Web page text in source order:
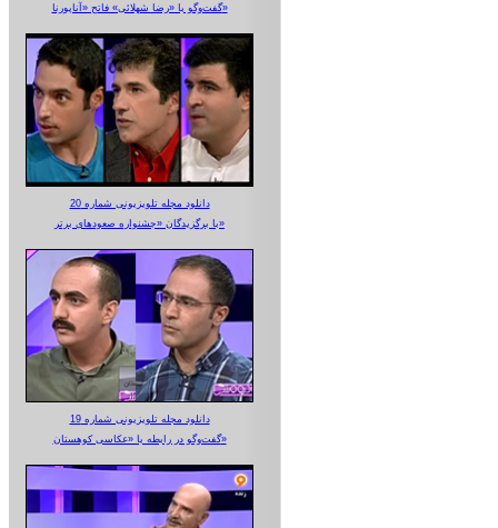
گفت‌وگو با «رضا شهلائی» فاتح «آناپورنا»
دانلود مجله تلویزیونی شماره 20
با برگزیدگان «جشنواره صعودهای برتر»
دانلود مجله تلویزیونی شماره 19
گفت‌وگو در رابطه با «عکاسی کوهستان»